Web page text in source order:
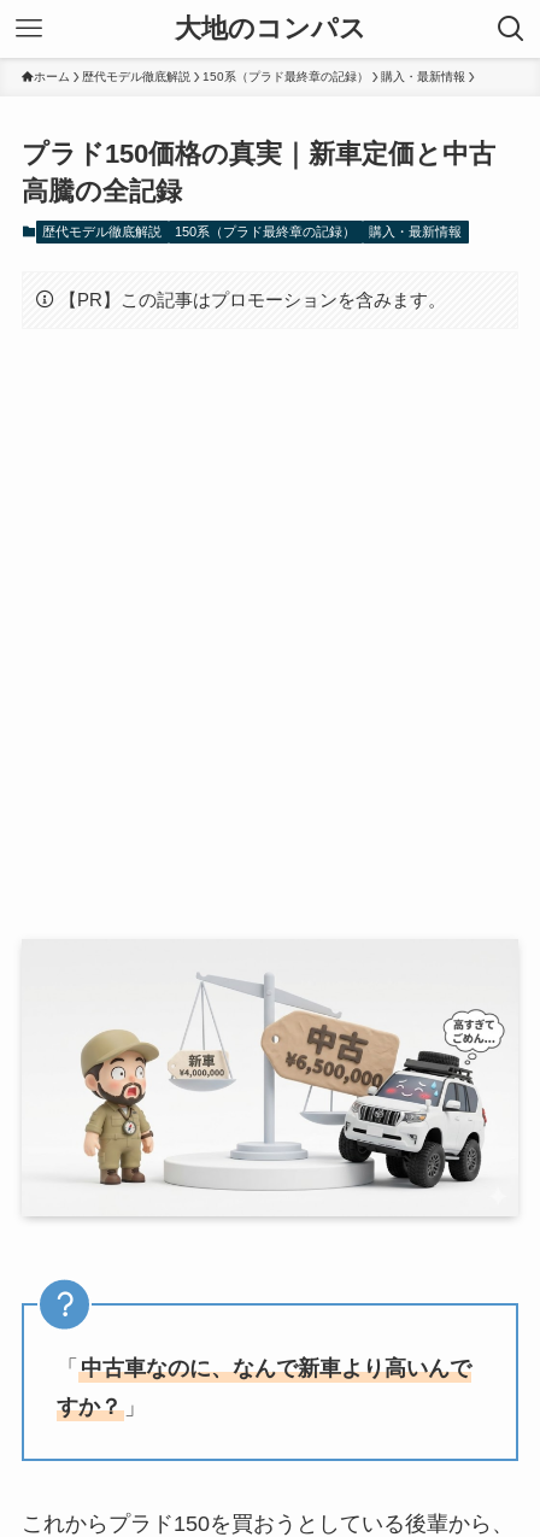
大地のコンパス
ホーム 歴代モデル徹底解説 150系（プラド最終章の記録） 購入・最新情報
プラド150価格の真実｜新車定価と中古
高騰の全記録
歴代モデル徹底解説 150系（プラド最終章の記録） 購入・最新情報
【PR】この記事はプロモーションを含みます。
「 中古車なのに、なんで新車より高いんで
すか？」
これからプラド150を買おうとしている後輩から、